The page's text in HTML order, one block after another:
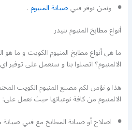
ونحن نوفر فنيصيانة المنيوم.
أنواع مطابخ المنيوم بنيدر
ما هي أنواع مطابخ المنيوم الكويت و ما هو
الالمنيوم؟ اتصلوا بنا و سنعمل على توفير
هذا و نؤمن لكم مصنع المنيوم الكويت
الالمنيوم من كافة نوعياتها حيث نعمل على:
اصلاح أو صيانة المطابخ مع فني صيانة